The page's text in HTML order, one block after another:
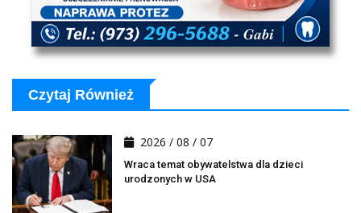
Czytaj Również
2026 / 08 / 07
Wraca temat obywatelstwa dla dzieci
urodzonych w USA